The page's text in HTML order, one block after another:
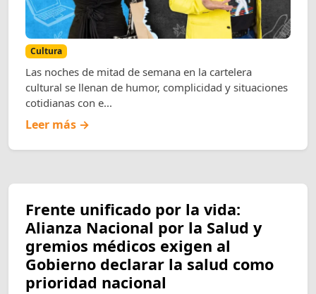
Cultura
Las noches de mitad de semana en la cartelera
cultural se llenan de humor, complicidad y situaciones
cotidianas con e...
Leer más →
Frente unificado por la vida:
Alianza Nacional por la Salud y
gremios médicos exigen al
Gobierno declarar la salud como
prioridad nacional